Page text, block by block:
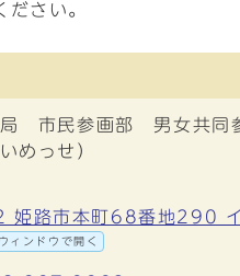
ださい。
市民参画部 男女共同
めっせ）
路市本町68番地290
ィンドウで開く